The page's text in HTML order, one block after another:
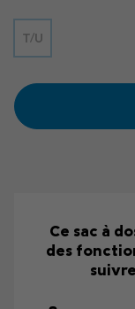
T/U
Ce sac à
des